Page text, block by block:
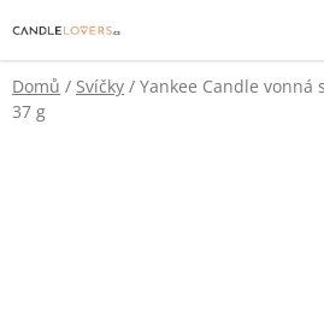
na
obsah
Domů / Svíčky / Yankee Candle vonná
37 g